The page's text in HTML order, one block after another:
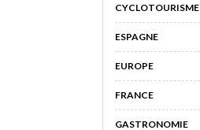
CYCLOTOURISME
ESPAGNE
EUROPE
FRANCE
GASTRONOMIE